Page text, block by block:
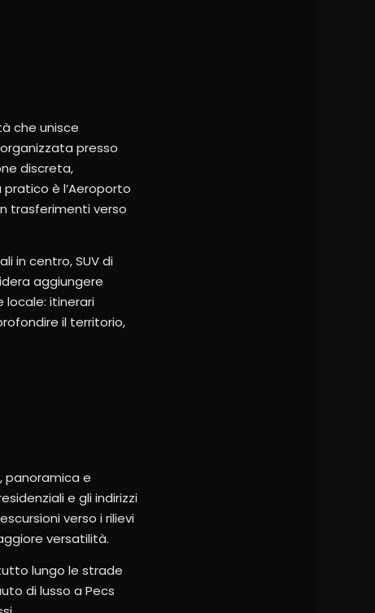
che unisce
presso
discreta,
è l’Aeroporto
trasferimenti verso
in centro, SUV di
aggiungere
locale: itinerari
il territorio,
panoramica e
e gli indirizzi
verso i rilievi
versatilità.
lungo le strade
di lusso a Pecs